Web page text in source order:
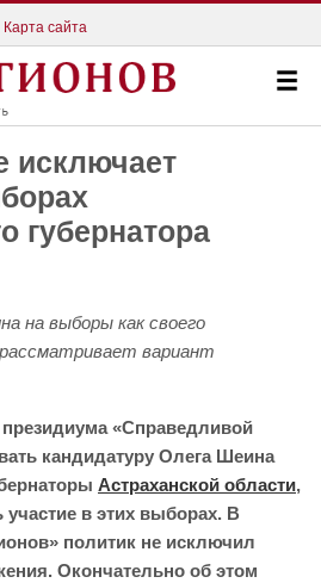
Карта сайта
исключает
губернатора
на выборы как своего
вариант
«Справедливой
кандидатуру Олега Шеина
Астраханской области,
в этих выборах. В
политик не исключил
Окончательно об этом